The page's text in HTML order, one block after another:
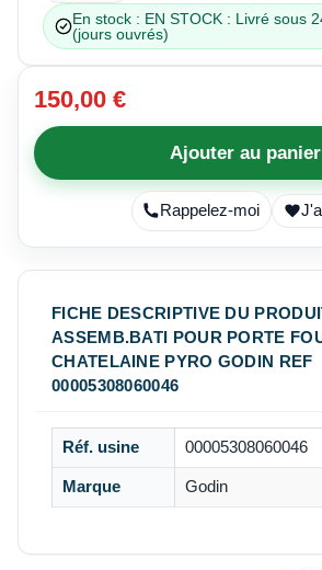
En stock : EN STOCK : Livré sous
(jours ouvrés)
150,00 €
Ajouter au panier
Rappelez-moi
FICHE DESCRIPTIVE DU
ASSEMB.BATI POUR PORTE
CHATELAINE PYRO GODIN REF
00005308060046
Réf. usine 00005308060046
Marque Godin